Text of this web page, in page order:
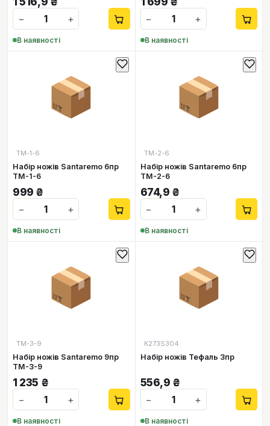
−
+
В наявності
−
+
В наявності
📦
ТМ-1-6
Набір ножів Santaremo 6пр
ТМ-1-6
999 ₴
−
+
В наявності
📦
ТМ-2-6
Набір ножів Santaremo 6пр
ТМ-2-6
674,9 ₴
−
+
В наявності
📦
ТМ-3-9
Набір ножів Santaremo 9пр
ТМ-3-9
1 235 ₴
−
+
В наявності
📦
К273S304
Набір ножів Тефаль 3пр
556,9 ₴
−
+
В наявності